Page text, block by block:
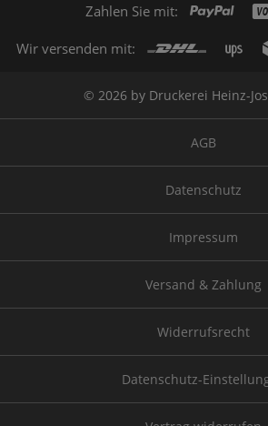
Zahlen Sie mit:
Wir versenden mit:
© 2026 by Druckerei Heinz-
AGB
Datenschutz
Impressum
Versand & Zahlung
Widerrufsrecht
Datenschutz-